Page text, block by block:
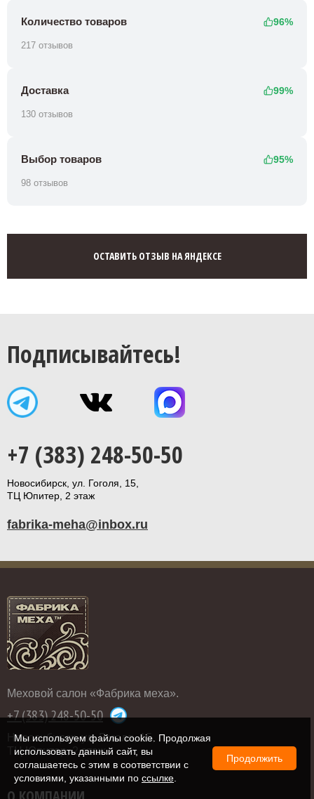
Количество товаров 96%
217 отзывов
Доставка 99%
130 отзывов
Выбор товаров 95%
98 отзывов
ОСТАВИТЬ ОТЗЫВ НА ЯНДЕКСЕ
Подписывайтесь!
+7 (383) 248-50-50
Новосибирск, ул. Гоголя, 15,
ТЦ Юпитер, 2 этаж
fabrika-meha@inbox.ru
Меховой салон «Фабрика меха».
+7 (383) 248-50-50
Новосибирск, ул. Гоголя, 15,
ТЦ Юпитер, 2 этаж
Мы используем файлы cookie. Продолжая
использовать данный сайт, вы
соглашаетесь с этим в соответствии с
условиями, указанными по ссылке
Продолжить